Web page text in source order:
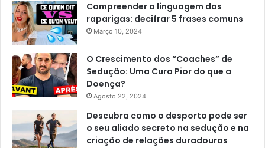
Compreender a linguagem das
raparigas: decifrar 5 frases comuns
Março 10, 2024
O Crescimento dos “Coaches” de
Sedução: Uma Cura Pior do que a
Doença?
Agosto 22, 2024
Descubra como o desporto pode ser
o seu aliado secreto na sedução e na
criação de relações duradouras